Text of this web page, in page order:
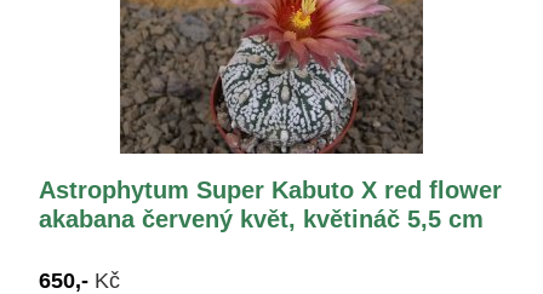
Astrophytum Super Kabuto X red flower
akabana červený květ, květináč 5,5 cm
650,- Kč